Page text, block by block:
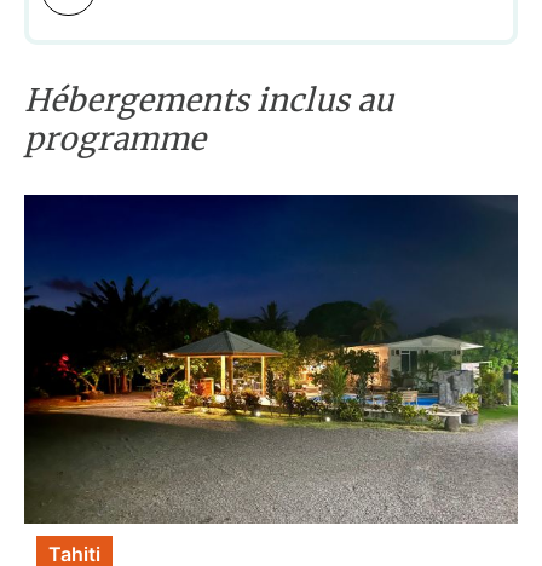
Hébergements inclus au
programme
Tahiti